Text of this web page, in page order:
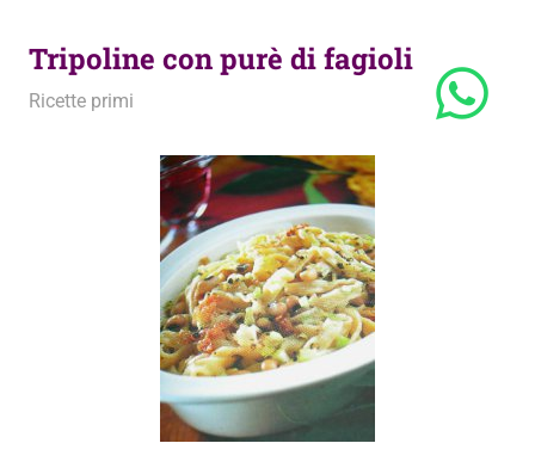
Tripoline con purè di fagioli
14 Aprile 2012
admin
Ricette primi